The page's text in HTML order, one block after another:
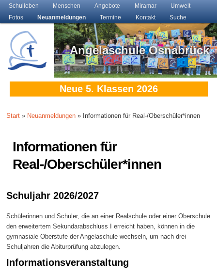
Main menu
Skip to primary content
Skip to secondary content
Schulleben Menschen Angebote Miramar
Umwelt
Fotos
Neuanmeldungen Termine Kontakt Suche
Angelaschule Osnabrück
Neue 5. Klassen 2026
Start » Neuanmeldungen » Informationen für Real-/Oberschüler*innen
Informationen für
Real-/Oberschüler*innen
Schuljahr 2026/2027
Schülerinnen und Schüler, die an einer Realschule oder einer Oberschule
den erweitertem Sekundarabschluss I erreicht haben, können in die
gymnasiale Oberstufe der Angelaschule wechseln, um nach drei
Schuljahren die Abiturprüfung abzulegen.
Informationsveranstaltung